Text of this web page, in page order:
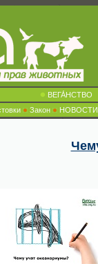
ВЕГА́НСТВО
Закон НОВОСТИ